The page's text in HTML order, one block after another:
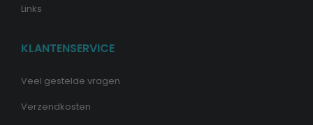
Links
KLANTENSERVICE
Veel gestelde vragen
Verzendkosten